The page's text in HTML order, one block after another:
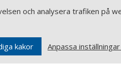
och analysera trafiken på
kakor Anpassa